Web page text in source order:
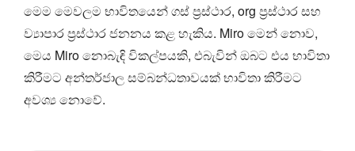
මෙම මෙවලම භාවිතයෙන් ගස් ප්‍රස්ථාර, org ප්‍රස්ථාර සහ
ව්‍යාපාර ප්‍රස්ථාර ජනනය කළ හැකිය. Miro මෙන් නොව,
මෙය Miro නොබැඳි විකල්පයකි, එබැවින් ඔබට එය භාවිතා
කිරීමට අන්තර්ජාල සම්බන්ධතාවයක් භාවිතා කිරීමට
අවශ්‍ය නොවේ.